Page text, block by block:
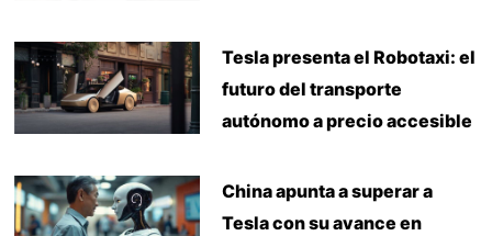
Tesla presenta el Robotaxi: el
futuro del transporte
autónomo a precio accesible
China apunta a superar a
Tesla con su avance en